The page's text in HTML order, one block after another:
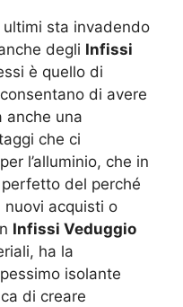
sta invadendo
degli Infissi
è quello di
di avere
anche una
che ci
l’alluminio, che in
del perché
acquisti o
Infissi Veduggio
ha la
isolante
di creare